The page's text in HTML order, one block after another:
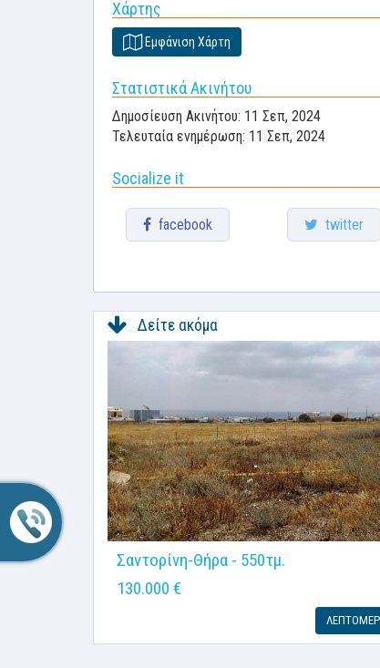
Χάρτης
Εμφάνιση Χάρτη
Στατιστικά Ακινήτου
Δημοσίευση Ακινήτου: 11 Σεπ, 2024
Τελευταία ενημέρωση: 11 Σεπ, 2024
Socialize it
facebook twitter
Δείτε ακόμα
Σαντορίνη-Θήρα - 550τμ.
130.000 €